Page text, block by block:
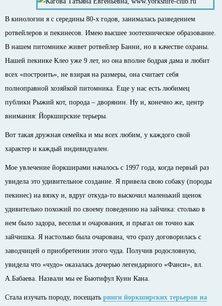
В кинологии я с середины 80-х годов, занималась разведением
ротвейлеров и пекинесов. Имею высшее зоотехническое образование.
В нашем питомнике живет ротвейлер Банни, но в качестве охраны.
Нашей пекинке Клео уже 9 лет, но она вполне бодрая дама и любит
всех «построить», не взирая на размеры, она считает себя
полноправной хозяйкой питомника. Еще у нас есть любимец
публики Рыжий кот, порода – дворянин. Ну и, конечно же, центр
внимания: Йоркширские терьеры.
Вот такая дружная семейка и мы всех любим, у каждого свой
характер и каждый индивидуален.
Мое увлечение йоркширами началось c 1997 года, когда первый раз
увидела это удивительное создание. Я привела свою собаку (породы
пекинес) на вязку и, вдруг откуда-то выскочил маленький щенок
удивительно похожий по своему поведению на зайчика: столько в
нем было задора, веселья и очарования, и прыгал он точно как
зайчишка. Я настолько была очарована, что сразу договорилась с
заводчицей о приобретении этого чуда. Получив родословную,
увидела что «чудо» оказалась дочерью легендарного «Фанси», вл.
А.Бабаева. Назвали мы ее Бьютифул Куин Кана.
Стала изучать породу, посещать ринги йоркширских терьеров на